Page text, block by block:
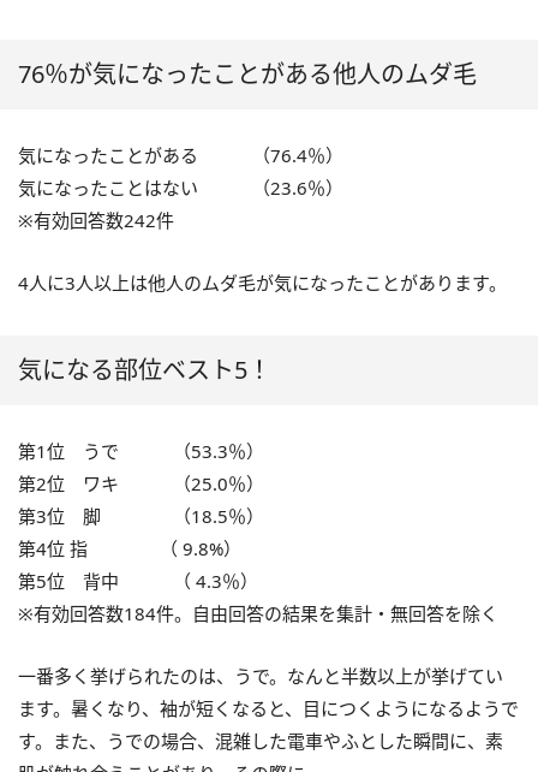
76％が気になったことがある他人のムダ毛
気になったことがある （76.4％）
気になったことはない （23.6％）
※有効回答数242件
4人に3人以上は他人のムダ毛が気になったことがあります。
気になる部位ベスト5！
第1位 うで （53.3％）
第2位 ワキ （25.0％）
第3位 脚 （18.5％）
第4位 指 （ 9.8%）
第5位 背中 （ 4.3％）
※有効回答数184件。自由回答の結果を集計・無回答を除く
一番多く挙げられたのは、うで。なんと半数以上が挙げてい
ます。暑くなり、袖が短くなると、目につくようになるようで
す。また、うでの場合、混雑した電車やふとした瞬間に、素